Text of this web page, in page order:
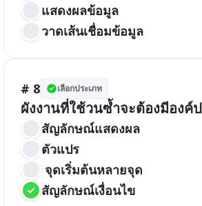
แสดงผลข้อมูล
วาดเส้นเชื่อมข้อมูล
# 8 เลือกประเภท
ผังงานที่ใช้วนซ้ำจะต้องมีองค์
สัญลักษณ์แสดงผล
ตัวแปร
จุดเริ่มต้นหลายจุด
สัญลักษณ์เงื่อนไข